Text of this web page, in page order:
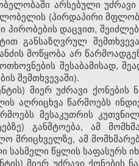
არსებული
(პირდაპირი
პირობების დაცვით,
განსაზღვრულ
მოწყობა არ
შესაბამისად,
შემთხვევაში).
მიერ უძრავი
აღრიცხვა წარმოებს
მესაკუთრის
განშტოება, ამ
მრიცხველზე, ამ
სასმელი წყლის საფასურს
მიერ უძრავი